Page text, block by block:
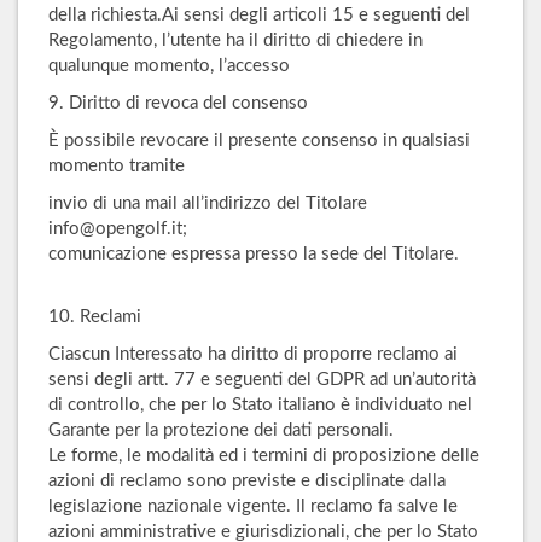
della richiesta.Ai sensi degli articoli 15 e seguenti del
Regolamento, l’utente ha il diritto di chiedere in
qualunque momento, l’accesso
9. Diritto di revoca del consenso
È possibile revocare il presente consenso in qualsiasi
momento tramite
invio di una mail all’indirizzo del Titolare
info@opengolf.it;
comunicazione espressa presso la sede del Titolare.
10. Reclami
Ciascun Interessato ha diritto di proporre reclamo ai
sensi degli artt. 77 e seguenti del GDPR ad un’autorità
di controllo, che per lo Stato italiano è individuato nel
Garante per la protezione dei dati personali.
Le forme, le modalità ed i termini di proposizione delle
azioni di reclamo sono previste e disciplinate dalla
legislazione nazionale vigente. Il reclamo fa salve le
azioni amministrative e giurisdizionali, che per lo Stato